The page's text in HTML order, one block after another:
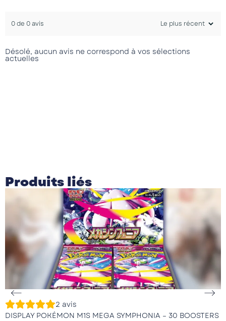
0 de 0 avis
Désolé, aucun avis ne correspond à vos sélections
actuelles
Produits liés
2 avis
DISPLAY POKÉMON M1S MEGA SYMPHONIA – 30 BOOSTERS